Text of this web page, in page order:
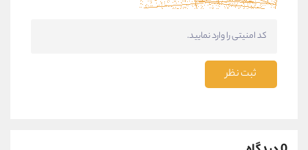
ثبت نظر